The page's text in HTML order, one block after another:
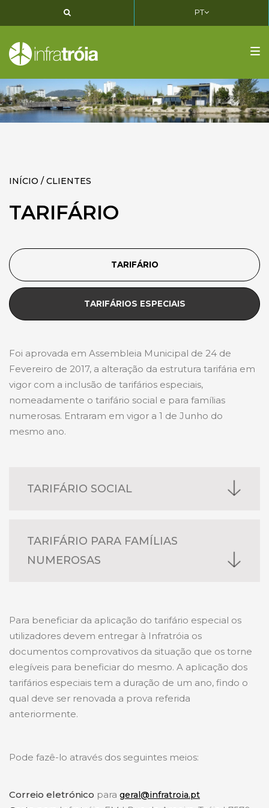
PT
INÍCIO / CLIENTES
TARIFÁRIO
TARIFÁRIO
TARIFÁRIOS ESPECIAIS
Foi aprovada em Assembleia Municipal de 24 de
Fevereiro de 2017, a alteração da estrutura tarifária em
vigor com a inclusão de tarifários especiais,
nomeadamente o tarifário social e para famílias
numerosas. Entraram em vigor a 1 de Junho do
mesmo ano.
TARIFÁRIO SOCIAL
Utilizadores domésticos
seguintes prestações sociais: Complemento
Solidário para Idosos; Rendimento Social de
Inserção; Subsidio Social de Desemprego; 1º
Escalão do Abono de Família; Pensão Social de
Invalidez.
pública.
O tarifário social para utilizadores domésticos
TARIFÁRIO PARA FAMÍLIAS
NUMEROSAS
cada membro do agregado familiar que
ultrapasse os quatro elementos em:
1º Escalãona razão de 1 m por cada elemento
do agregado familiar que ultrapasse os quatro
elementos;
Nosegundoeterceiro escalãoem 2 m
Para efeitos de aplicação do tarifário para
Para beneficiar da aplicação do tarifário especial os
utilizadores devem entregar à Infratróia os
documentos comprovativos da situação que os torne
elegíveis para beneficiar do mesmo. A aplicação dos
tarifários especiais tem a duração de um ano, findo o
qual deve ser renovada a prova referida
anteriormente.
Pode fazê-lo através dos seguintes meios:
Correio eletrónico para geral@infratroia.pt